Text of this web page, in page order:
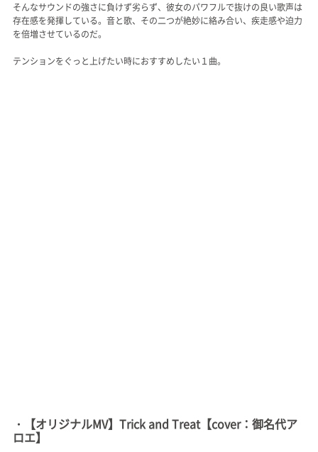
そんなサウンドの強さに負けず劣らず、彼女のパワフルで抜けの良い歌声は
存在感を発揮している。音と歌、その二つが絶妙に絡み合い、疾走感や迫力
を倍増させているのだ。
テンションをぐっと上げたい時におすすめしたい１曲。
・【オリジナルMV】Trick and Treat【cover：御名代ア
ロエ】